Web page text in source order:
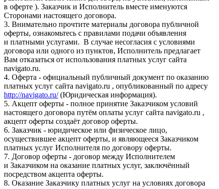
в оферте ). Заказчик и Исполнитель вместе именуются
Сторонами настоящего договора.
3. Внимательно прочтите материалы договора публичной
оферты, ознакомьтесь с правилами подачи объявления
и платными услугами. В случае несогласия с условиями
договора или одного из пунктов, Исполнитель предлагает
Вам отказаться от использования платных услуг сайта
navigato.ru.
4. Оферта - официальный публичный документ по оказанию
платных услуг сайта navigato.ru , опубликованный по адресу
http://navigato.ru/(Юридическая информация).
5. Акцепт оферты - полное принятие Заказчиком условий
настоящего договора путём оплаты услуг сайта navigato.ru ,
акцепт оферты создаёт договор оферты.
6. Заказчик - юридическое или физическое лицо,
осуществившее акцепт оферты, и являющееся Заказчиком
платных услуг Исполнителя по договору оферты.
7. Договор оферты - договор между Исполнителем
и Заказчиком на оказание платных услуг, заключённый
посредством акцепта оферты.
8. Оказание Заказчику платных услуг на условиях договора